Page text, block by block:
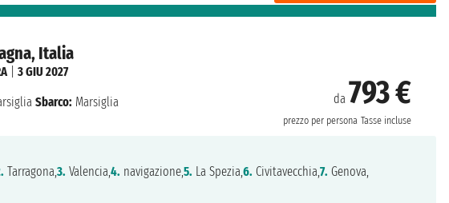
Italia
da 793 €
prezzo per persona Tasse incluse
| 3 GIU 2027
Sbarco: Marsiglia
Tarragona,3. Valencia,4. navigazione,5. La Spezia,6. Civitavecchia,7. Genova,